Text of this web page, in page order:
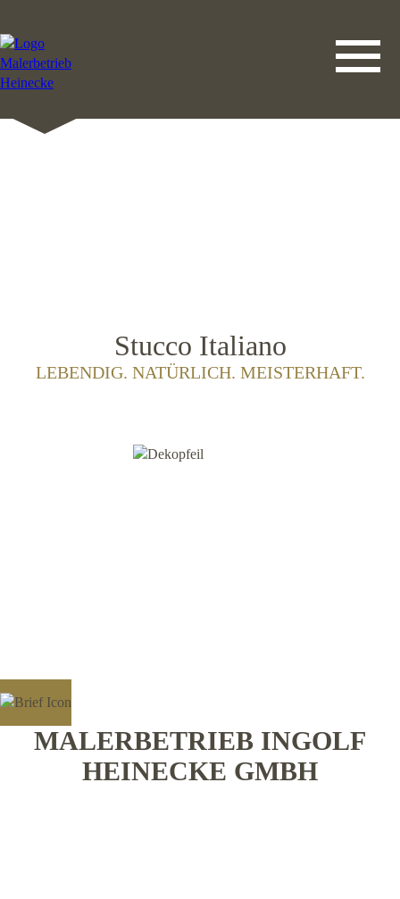
Stucco Italiano
LEBENDIG. NATÜRLICH. MEISTERHAFT.
MALERBETRIEB INGOLF
HEINECKE GMBH